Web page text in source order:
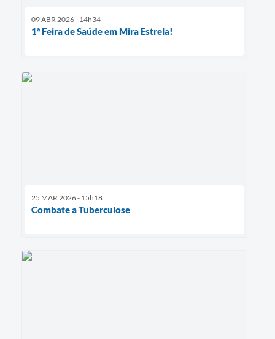
09 ABR 2026 - 14h34
1ª Feira de Saúde em Mira Estrela!
25 MAR 2026 - 15h18
Combate a Tuberculose